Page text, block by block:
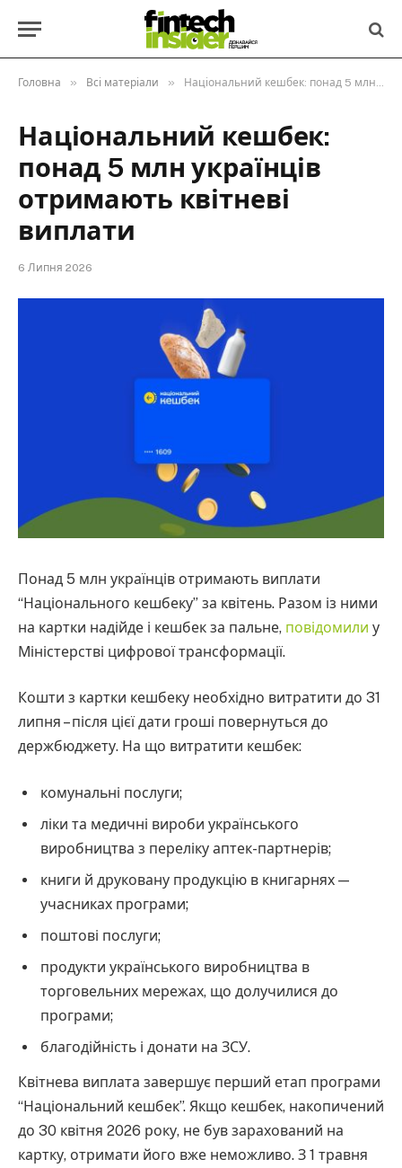
Головна » Всі матеріали » Національний кешбек: понад 5 млн українців отримають квітневі виплати
Національний кешбек:
понад 5 млн українців
отримають квітневі
виплати
6 Липня 2026
Понад 5 млн українців отримають виплати
“Національного кешбеку” за квітень. Разом із ними
на картки надійде і кешбек за пальне, повідомили у
Міністерстві цифрової трансформації.
Кошти з картки кешбеку необхідно витратити до 31
липня – після цієї дати гроші повернуться до
держбюджету. На що витратити кешбек:
комунальні послуги;
ліки та медичні вироби українського
виробництва з переліку аптек-партнерів;
книги й друковану продукцію в книгарнях —
учасниках програми;
поштові послуги;
продукти українського виробництва в
торговельних мережах, що долучилися до
програми;
благодійність і донати на ЗСУ.
Квітнева виплата завершує перший етап програми
“Національний кешбек”. Якщо кешбек, накопичений
до 30 квітня 2026 року, не був зарахований на
картку, отримати його вже неможливо. З 1 травня